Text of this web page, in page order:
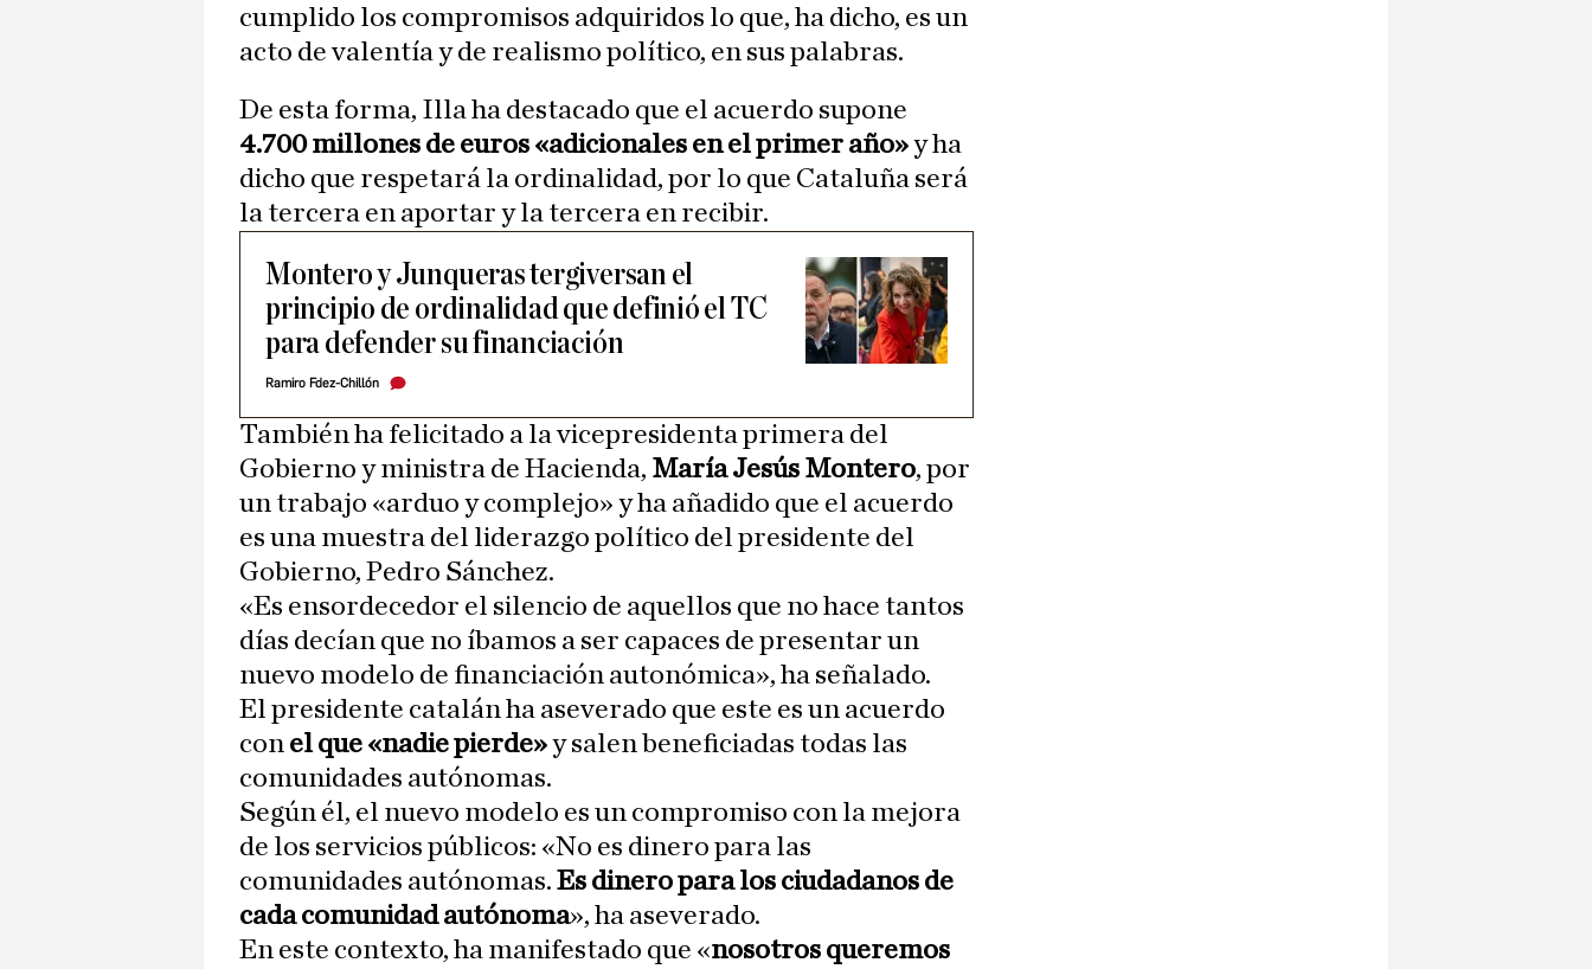
cumplido los compromisos adquiridos lo que, ha dicho, es un
acto de valentía y de realismo político, en sus palabras.
De esta forma, Illa ha destacado que el acuerdo supone
4.700 millones de euros «adicionales en el primer año»y ha
dicho que respetará la ordinalidad, por lo que Cataluña será
la tercera en aportar y la tercera en recibir.
Montero y Junqueras tergiversan el
principio de ordinalidad que definió el TC
para defender su financiación
Ramiro Fdez-Chillón
También ha felicitado a la vicepresidenta primera del
Gobierno y ministra de Hacienda, María Jesús Montero, por
un trabajo «arduo y complejo» y ha añadido que el acuerdo
es una muestra del liderazgo político del presidente del
Gobierno, Pedro Sánchez.
«Es ensordecedor el silencio de aquellos que no hace tantos
días decían que no íbamos a ser capaces de presentar un
nuevo modelo de financiación autonómica», ha señalado.
El presidente catalán ha aseverado que este es un acuerdo
con el que «nadie pierde»y salen beneficiadas todas las
comunidades autónomas.
Según él, el nuevo modelo es un compromiso con la mejora
de los servicios públicos: «No es dinero para las
comunidades autónomas. Es dinero para los ciudadanos de
cada comunidad autónoma», ha aseverado.
En este contexto, ha manifestado que «nosotros queremos